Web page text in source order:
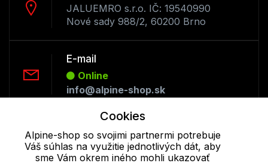
JALUEMRO s.r.o. IČ: 19540990
Nové sady 988/2, 60200 Brno
E-mail
Online
info@alpine-shop.sk
Offline
+421 277 270 053
Cookies
Alpine-shop so svojimi partnermi potrebuje
Váš súhlas na využitie jednotlivých dát, aby
sme Vám okrem iného mohli ukazovať